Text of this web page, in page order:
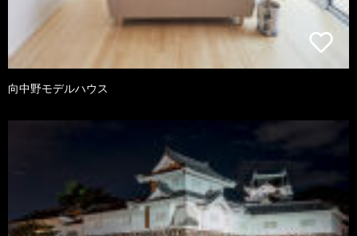
向中野モデルハウス